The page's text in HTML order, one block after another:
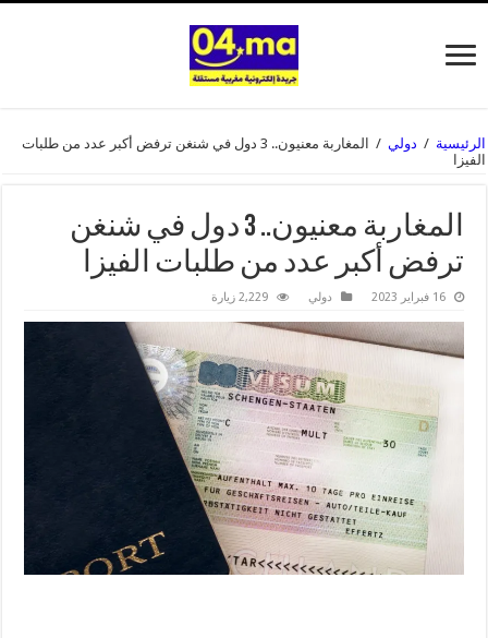
الرئيسية / دولي /
المغاربة معنيون.. 3 دول في شنغن ترفض أكبر عدد من طلبات
الفيزا
المغاربة معنيون.. 3 دول في شنغن
ترفض أكبر عدد من طلبات الفيزا
16 فبراير 2023 دولي 2,229 زيارة